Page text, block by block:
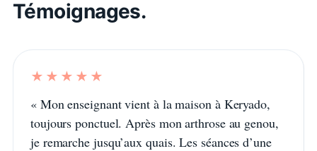
Témoignages.
★★★★★
« Mon enseignant vient à la maison à Keryado,
toujours ponctuel. Après mon arthrose au genou,
je remarche jusqu’aux quais. Les séances d’une